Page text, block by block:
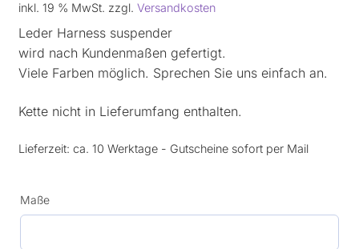
inkl. 19 % MwSt. zzgl. Versandkosten
Leder Harness suspender
wird nach Kundenmaßen gefertigt.
Viele Farben möglich. Sprechen Sie uns einfach an.
Kette nicht in Lieferumfang enthalten.
Lieferzeit: ca. 10 Werktage - Gutscheine sofort per Mail
Maße